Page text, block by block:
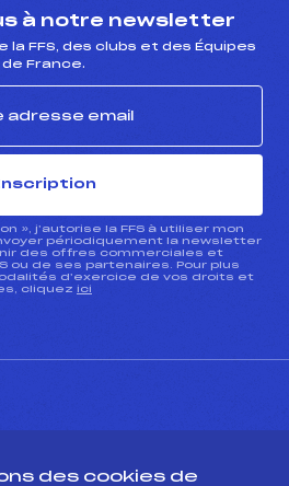
à notre newsletter
la FFS, des clubs et des Équipes
de France.
», j’autorise la FFS à utiliser mon
périodiquement la newsletter
des offres commerciales et
ou de ses partenaires. Pour plus
d’exercice de vos droits et
cliquez ici
des cookies de